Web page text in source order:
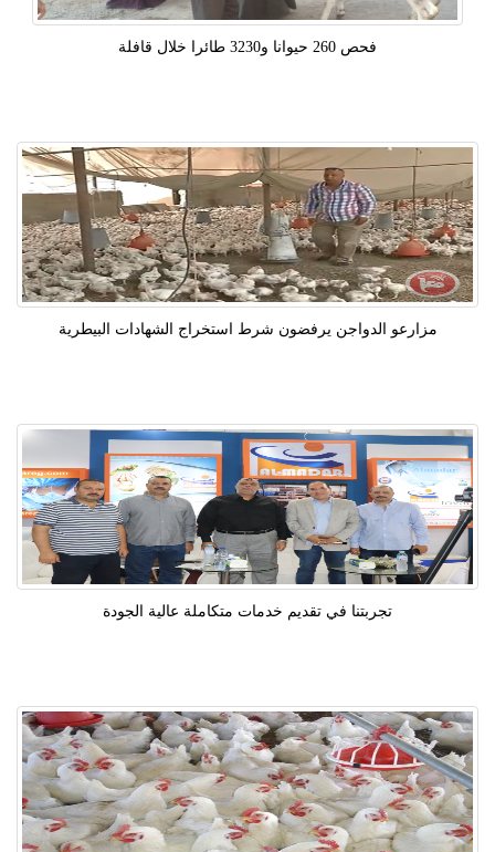
فحص 260 حيوانا و3230 طائرا خلال قافلة
مزارعو الدواجن يرفضون شرط استخراج الشهادات البيطرية
تجربتنا في تقديم خدمات متكاملة عالية الجودة